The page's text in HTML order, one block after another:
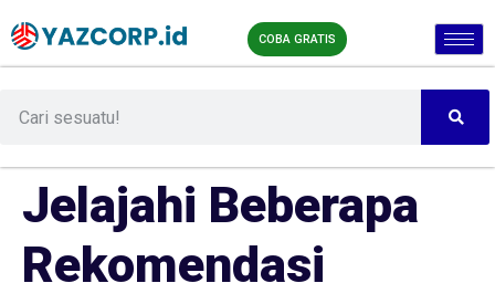
COBA GRATIS
Jelajahi Beberapa
Rekomendasi